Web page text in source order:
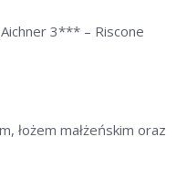
3*** – Riscone
łożem małżeńskim oraz